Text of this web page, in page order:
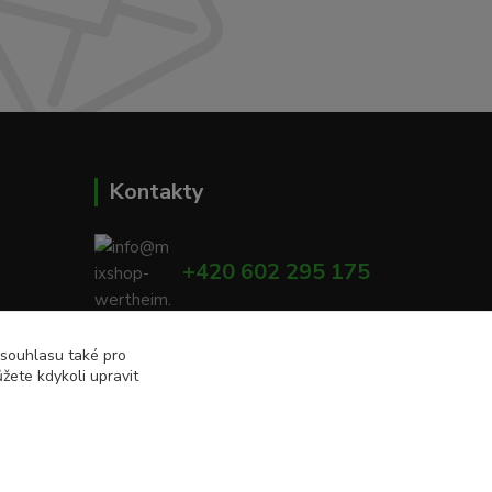
Kontakty
+420 602 295 175
také pro
kdykoli upravit